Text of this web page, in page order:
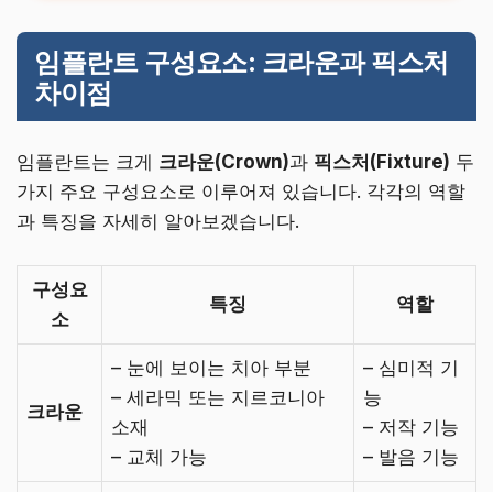
임플란트 구성요소: 크라운과 픽스처
차이점
임플란트는 크게 크라운(Crown)과 픽스처(Fixture) 두
가지 주요 구성요소로 이루어져 있습니다. 각각의 역할
과 특징을 자세히 알아보겠습니다.
구성요
소
특징 역할
크라운
– 눈에 보이는 치아 부분
– 세라믹 또는 지르코니아
소재
– 교체 가능
– 심미적 기
능
– 저작 기능
– 발음 기능